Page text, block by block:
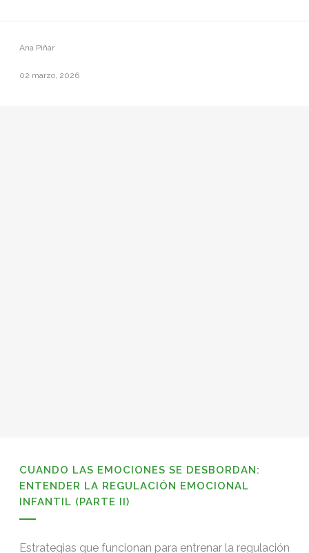
Ana Piñar
02 marzo, 2026
CUANDO LAS EMOCIONES SE DESBORDAN:
ENTENDER LA REGULACIÓN EMOCIONAL
INFANTIL (PARTE II)
Estrategias que funcionan para entrenar la regulación